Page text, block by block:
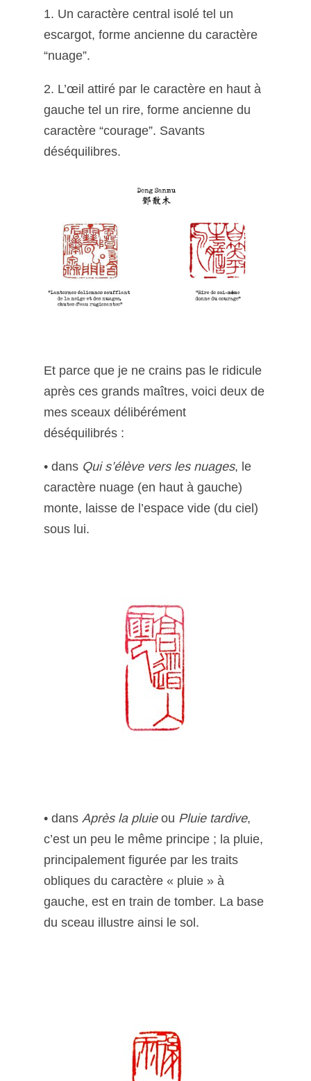
1. Un caractère central isolé tel un
escargot, forme ancienne du caractère
“nuage”.
2. L’œil attiré par le caractère en haut à
gauche tel un rire, forme ancienne du
caractère “courage”. Savants
déséquilibres.
Et parce que je ne crains pas le ridicule
après ces grands maîtres, voici deux de
mes sceaux délibérément
déséquilibrés :
• dans Qui s’élève vers les nuages, le
caractère nuage (en haut à gauche)
monte, laisse de l’espace vide (du ciel)
sous lui.
• dans Après la pluieou Pluie tardive,
c’est un peu le même principe ; la pluie,
principalement figurée par les traits
obliques du caractère « pluie » à
gauche, est en train de tomber. La base
du sceau illustre ainsi le sol.